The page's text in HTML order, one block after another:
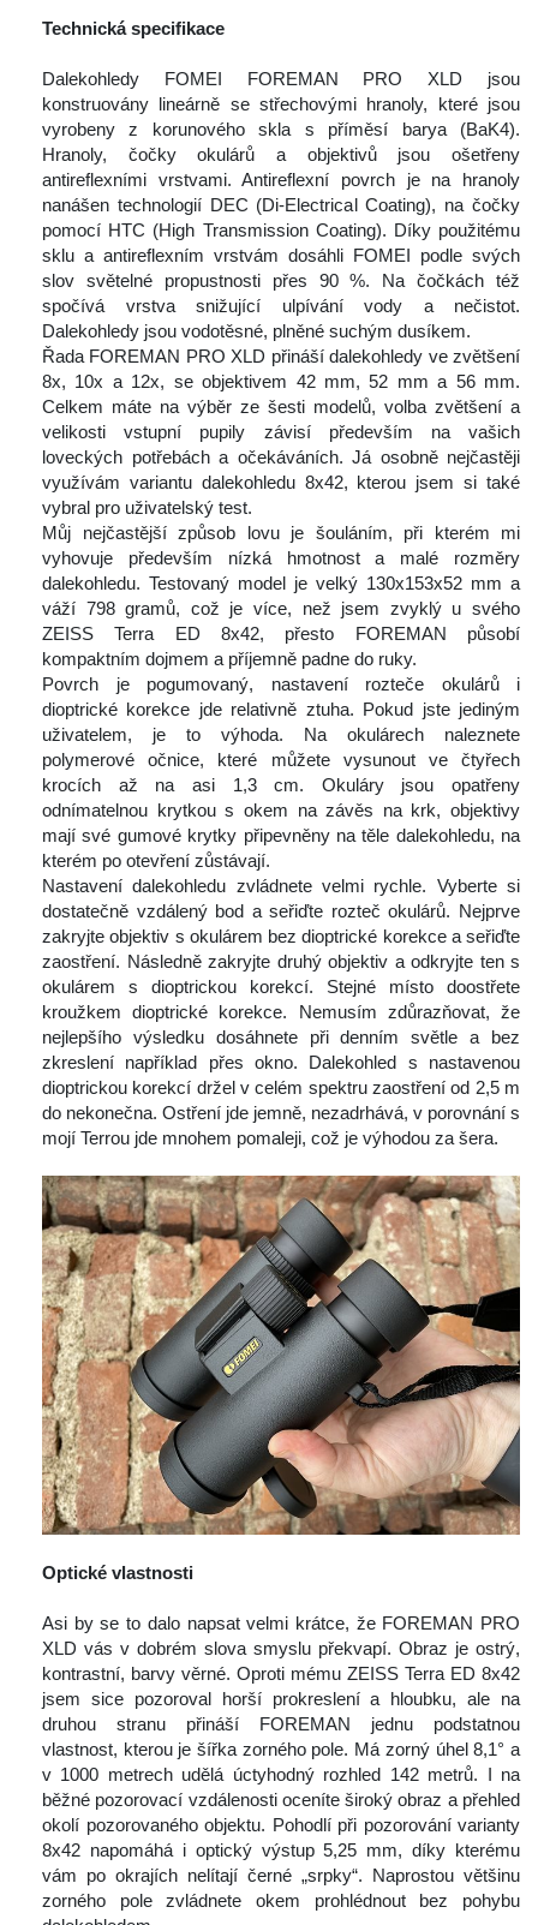
Technická specifikace
Dalekohledy FOMEI FOREMAN PRO XLD jsou
konstruovány lineárně se střechovými hranoly, které jsou
vyrobeny z korunového skla s příměsí barya (BaK4).
Hranoly, čočky okulárů a objektivů jsou ošetřeny
antireflexními vrstvami. Antireflexní povrch je na hranoly
nanášen technologií DEC (Di-Electrical Coating), na čočky
pomocí HTC (High Transmission Coating). Díky použitému
klu a antireflexním vrstvám dosáhli FOMEI podle svých
lov světelné propustnosti přes 90 %. Na čočkách též
počívá vrstva snižující ulpívání vody a nečistot.
Dalekohledy jsou vodotěsné, plněné suchým dusíkem.
Řada FOREMAN PRO XLD přináší dalekohledy ve zvětšení
8x, 10x a 12x, se objektivem 42 mm, 52 mm a 56 mm.
Celkem máte na výběr ze šesti modelů, volba zvětšení a
velikosti vstupní pupily závisí především na vašich
loveckých potřebách a očekáváních. Já osobně nejčastěji
využívám variantu dalekohledu 8x42, kterou jsem si také
vybral pro uživatelský test.
Můj nejčastější způsob lovu je šouláním, při kterém mi
vyhovuje především nízká hmotnost a malé rozměry
dalekohledu. Testovaný model je velký 130x153x52 mm a
váží 798 gramů, což je více, než jsem zvyklý u svého
ZEISS Terra ED 8x42, přesto FOREMAN působí
kompaktním dojmem a příjemně padne do ruky.
Povrch je pogumovaný, nastavení rozteče okulárů i
dioptrické korekce jde relativně ztuha. Pokud jste jediným
uživatelem, je to výhoda. Na okulárech naleznete
polymerové očnice, které můžete vysunout ve čtyřech
krocích až na asi 1,3 cm. Okuláry jsou opatřeny
odnímatelnou krytkou s okem na závěs na krk, objektivy
mají své gumové krytky připevněny na těle dalekohledu, na
kterém po otevření zůstávají.
Nastavení dalekohledu zvládnete velmi rychle. Vyberte si
dostatečně vzdálený bod a seřiďte rozteč okulárů. Nejprve
zakryjte objektiv s okulárem bez dioptrické korekce a seřiďte
zaostření. Následně zakryjte druhý objektiv a odkryjte ten s
okulárem s dioptrickou korekcí. Stejné místo doostřete
kroužkem dioptrické korekce. Nemusím zdůrazňovat, že
nejlepšího výsledku dosáhnete při denním světle a bez
zkreslení například přes okno. Dalekohled s nastavenou
dioptrickou korekcí držel v celém spektru zaostření od 2,5 m
do nekonečna. Ostření jde jemně, nezadrhává, v porovnání s
mojí Terrou jde mnohem pomaleji, což je výhodou za šera.
Optické vlastnosti
Asi by se to dalo napsat velmi krátce, že FOREMAN PRO
XLD vás v dobrém slova smyslu překvapí. Obraz je ostrý,
kontrastní, barvy věrné. Oproti mému ZEISS Terra ED 8x42
jsem sice pozoroval horší prokreslení a hloubku, ale na
druhou stranu přináší FOREMAN jednu podstatnou
vlastnost, kterou je šířka zorného pole. Má zorný úhel 8,1° a
v 1000 metrech udělá úctyhodný rozhled 142 metrů. I na
běžné pozorovací vzdálenosti oceníte široký obraz a přehled
okolí pozorovaného objektu. Pohodlí při pozorování varianty
8x42 napomáhá i optický výstup 5,25 mm, díky kterému
vám po okrajích nelítají černé „srpky“. Naprostou většinu
zorného pole zvládnete okem prohlédnout bez pohybu